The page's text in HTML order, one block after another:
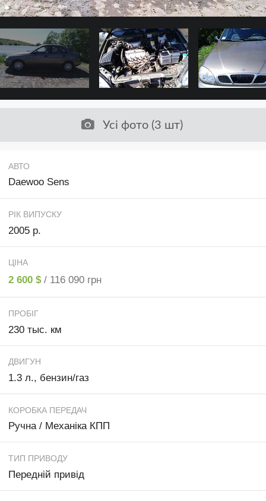
Усі фото (3 шт)
АВТО
Daewoo Sens
РІК ВИПУСКУ
2005 р.
ЦІНА
2 600 $ / 116 090 грн
ПРОБІГ
230 тыс. км
ДВИГУН
1.3 л., бензин/газ
КОРОБКА ПЕРЕДАЧ
Ручна / Механіка КПП
ТИП ПРИВОДУ
Передній привід